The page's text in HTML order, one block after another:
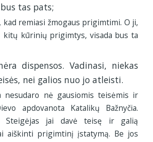
tas pats;
kad remiasi žmogaus prigimtimi. O ji,
kitų kūrinių prigimtys, visada bus ta
dispensos. Vadinasi, niekas
nei galios nuo jo atleisti.
nesudaro nė gausiomis teisėmis ir
apdovanota Katalikų Bažnyčia.
Steigėjas jai davė teisę ir galią
aiškinti prigimtinį įstatymą. Be jos